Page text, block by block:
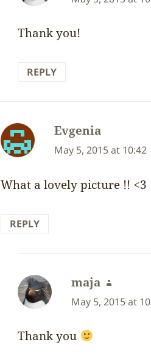
Thank you!
REPLY
Evgenia
May 5, 2015 at 10:42
What a lovely picture !! <3
REPLY
maja says:
May 5, 2015 at
Thank you